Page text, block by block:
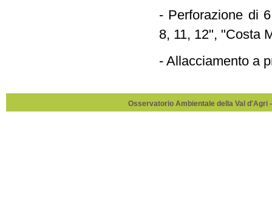
- Perforazione di
8, 11, 12", "Costa
- Allacciamento a
Osservatorio Ambientale della Val d'Agri